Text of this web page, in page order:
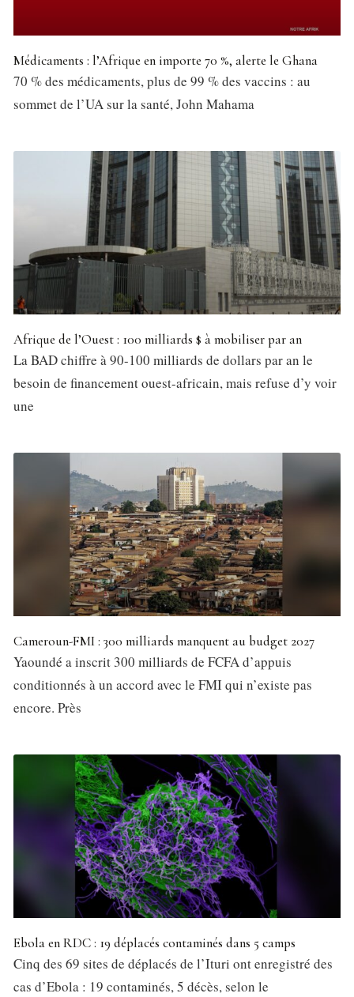
Médicaments : l’Afrique en importe 70 %, alerte le Ghana
70 % des médicaments, plus de 99 % des vaccins : au
sommet de l’UA sur la santé, John Mahama
Afrique de l’Ouest : 100 milliards $ à mobiliser par an
La BAD chiffre à 90-100 milliards de dollars par an le
besoin de financement ouest-africain, mais refuse d’y voir
une
Cameroun-FMI : 300 milliards manquent au budget 2027
Yaoundé a inscrit 300 milliards de FCFA d’appuis
conditionnés à un accord avec le FMI qui n’existe pas
encore. Près
Ebola en RDC : 19 déplacés contaminés dans 5 camps
Cinq des 69 sites de déplacés de l’Ituri ont enregistré des
cas d’Ebola : 19 contaminés, 5 décès, selon le